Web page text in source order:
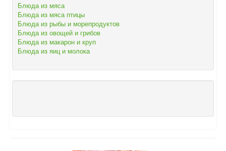
Блюда из мяса
Блюда из мяса птицы
Блюда из рыбы и морепродуктов
Блюда из овощей и грибов
Блюда из макарон и круп
Блюда из яиц и молока